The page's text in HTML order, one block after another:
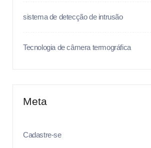
sistema de detecção de intrusão
Tecnologia de câmera termográfica
Meta
Cadastre-se